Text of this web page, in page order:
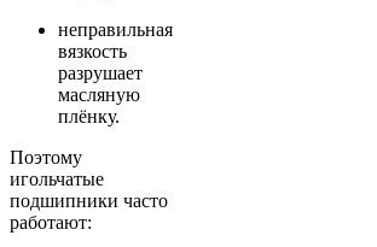
неправильная
вязкость
разрушает
масляную
плёнку.
Поэтому
игольчатые
подшипники часто
работают: